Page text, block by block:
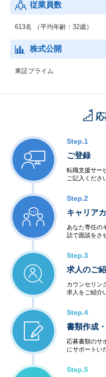
従業員数
613名 （平均年齢：32歳）
株式公開
東証プライム
Step.1
ご登録
転職支援サー
ご記入くださ
Step.2
キャリア
あなた専任の
話で面談をさ
Step.3
求人のご
カウンセリン
求人をご紹介
Step.4
書類作成
応募書類のサ
にサポートい
Step.5